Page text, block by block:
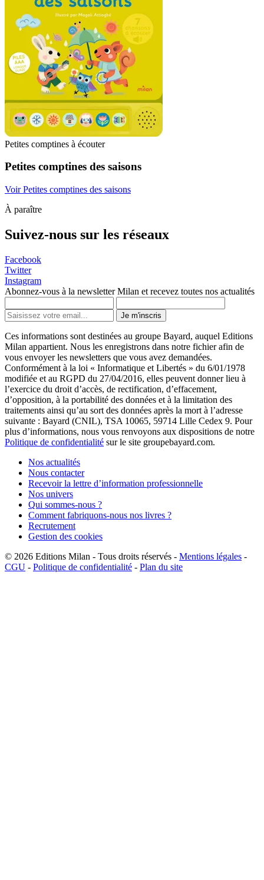
Petites comptines à écouter
Petites comptines des saisons
Voir Petites comptines des saisons
À paraître
Suivez-nous sur les réseaux
Facebook
Twitter
Instagram
Abonnez-vous à la newsletter Milan et recevez toutes nos actualités
Je m'inscris
Ces informations sont destinées au groupe Bayard, auquel Editions
Milan appartient. Nous les enregistrons dans notre fichier afin de
vous envoyer les newsletters que vous avez demandées.
Conformément à la loi « Informatique et Libertés » du 6/01/1978
modifiée et au RGPD du 27/04/2016, elles peuvent donner lieu à
l’exercice du droit d’accès, de rectification, d’effacement,
d’opposition, à la portabilité des données et à la limitation des
traitements ainsi qu’au sort des données après la mort à l’adresse
suivante : Bayard (CNIL), TSA 10065, 59714 Lille Cedex 9. Pour
plus d’informations, nous vous renvoyons aux dispositions de notre
Politique de confidentialité sur le site groupebayard.com.
Nos actualités
Nous contacter
Recevoir la lettre d’information professionnelle
Nos univers
Qui sommes-nous ?
Comment fabriquons-nous nos livres ?
Recrutement
Gestion des cookies
© 2026 Editions Milan - Tous droits réservés - Mentions légales -
CGU - Politique de confidentialité - Plan du site